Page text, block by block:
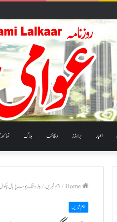
اخبار برانڈز وظائف بلاگ
/اہم خبریں/پٹرولنگ پوسٹ پڑہال
اہم خبریں